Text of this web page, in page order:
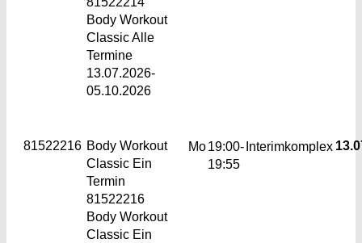
Body Workout
Classic Alle
Termine
13.07.2026-
05.10.2026
81522216 Body Workout
Classic Ein
Termin
81522216
Body Workout
Classic Ein
Mo19:00-
19:55
Interimkomplex